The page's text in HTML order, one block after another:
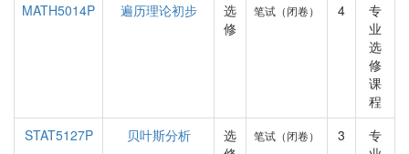
MATH5014P
遍历理论初步
选
修
笔试（闭卷） 4
专
业
选
修
课
程
STAT5127P
贝叶斯分析
选
笔试（闭卷） 3
专